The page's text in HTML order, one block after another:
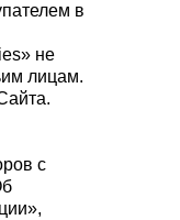
в
не
лицам.
с